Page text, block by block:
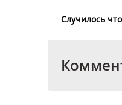
Случилось